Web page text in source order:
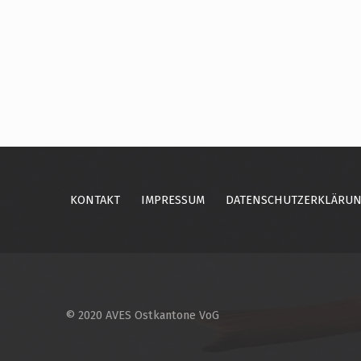
KONTAKT IMPRESSUM
© 2020 AVES Ostkantone VoG